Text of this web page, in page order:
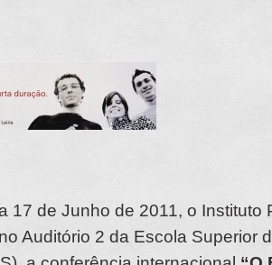
17 de Junho de 2011, o Instituto
Auditório 2 da Escola Superior